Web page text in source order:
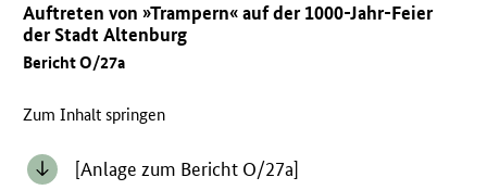
Auftreten von »Trampern« auf der 1000-Jahr-Feier
der Stadt Altenburg
Bericht O/27a
Zum Inhalt springen
[Anlage zum Bericht O/27a]